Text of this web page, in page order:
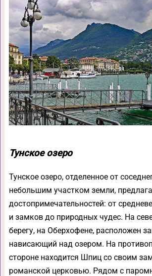
Тунское озеро
Тунское озеро, отделенное от
небольшим участком земли,
достопримечательностей: от
и замков до природных чудес. На
берегу, на Оберхофене, расположен
нависающий над озером. На
стороне находится Шпиц со своим
романской церковью. Рядом с